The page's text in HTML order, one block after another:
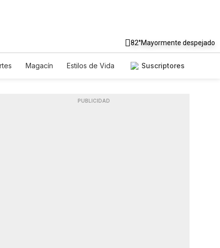
82°Mayormente despejado
Magacín
Estilos de Vida
Suscriptores
PUBLICIDAD